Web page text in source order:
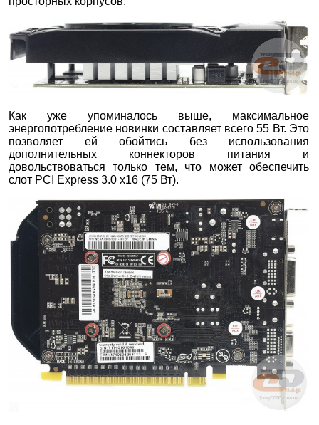
Как уже упоминалось выше, максимальное
энергопотребление новинки составляет всего 55 Вт. Это
позволяет ей обойтись без использования
дополнительных коннекторов питания и
довольствоваться только тем, что может обеспечить
слот PCI Express 3.0 х16 (75 Вт).